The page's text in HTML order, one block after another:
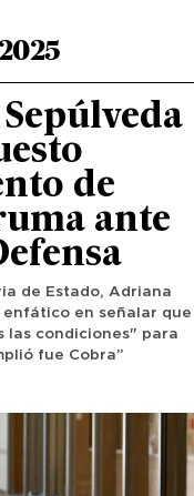
de
ante
de Estado, Adriana
en señalar que
las condiciones" para
fue Cobra”